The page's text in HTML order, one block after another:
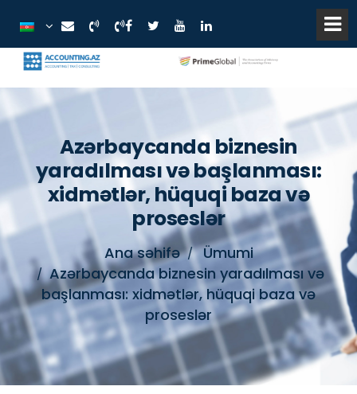
Azərbaycanda biznesin
yaradılması və başlanması:
xidmətlər, hüquqi baza və
proseslər
Ana səhifə
Ümumi
Azərbaycanda biznesin yaradılması və
başlanması: xidmətlər, hüquqi baza və
proseslər